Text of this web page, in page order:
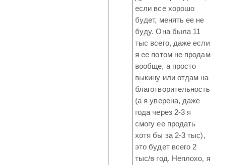
если все хорошо
будет, менять ее не
буду. Она была 11
тыс всего, даже если
я ее потом не продам
вообще, а просто
выкину или отдам на
благотворительность
(а я уверена, даже
года через 2-3 я
смогу ее продать
хотя бы за 2-3 тыс),
это будет всего 2
тыс/в год. Неплохо, я